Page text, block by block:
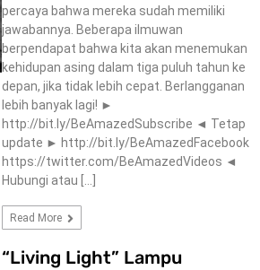
percaya bahwa mereka sudah memiliki
jawabannya. Beberapa ilmuwan
berpendapat bahwa kita akan menemukan
kehidupan asing dalam tiga puluh tahun ke
depan, jika tidak lebih cepat. Berlangganan
lebih banyak lagi! ►
http://bit.ly/BeAmazedSubscribe ◄ Tetap
update ► http://bit.ly/BeAmazedFacebook
https://twitter.com/BeAmazedVideos ◄
Hubungi atau […]
Read More
“Living Light” Lampu